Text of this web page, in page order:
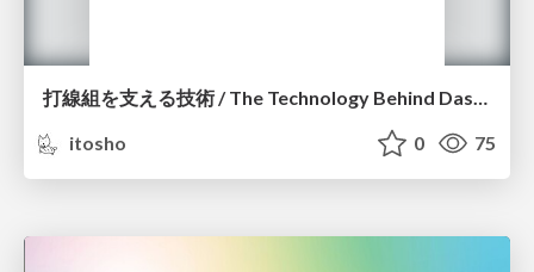
itosho
0 75